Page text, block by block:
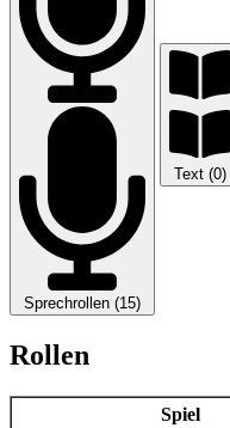
Sprechrollen (15)
Text (0)
Rollen
Spiel